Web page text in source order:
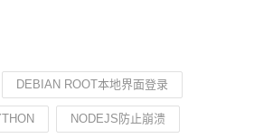
DEBIAN ROOT本地界面登录
NODEJS防止崩溃